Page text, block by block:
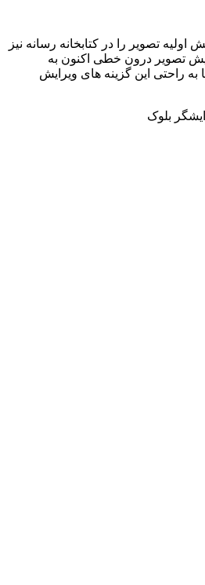
اولیه تصویر را در کتابخانه رسانه نیز
تصویر درون خطی اکنون به
راحتی این گزینه های ویرایش